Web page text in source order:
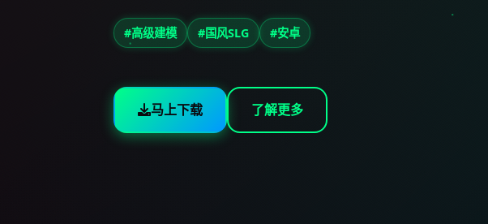
#高级建模 #国风SLG #安卓
马上下载 了解更多